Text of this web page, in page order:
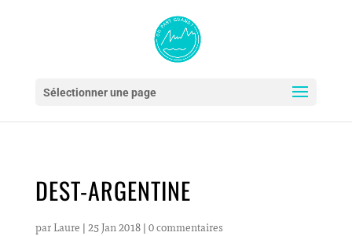
Sélectionner une page
DEST-ARGENTINE
par Laure | 25 Jan 2018| 0 commentaires